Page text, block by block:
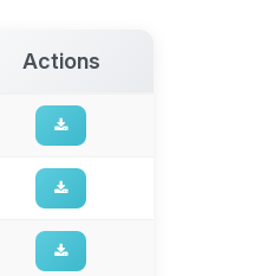
Actions